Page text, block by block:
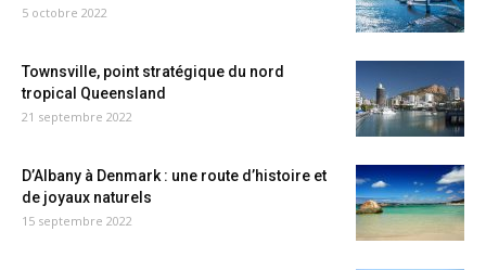
5 octobre 2022
Townsville, point stratégique du nord
tropical Queensland
21 septembre 2022
D’Albany à Denmark : une route d’histoire et
de joyaux naturels
15 septembre 2022